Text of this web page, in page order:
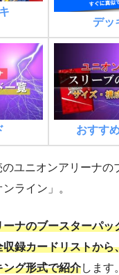
デッ
おすす
ユニオンアリーナの
ライン」。
ーナのブースターパッ
録カードリストから
グ形式で紹介します。